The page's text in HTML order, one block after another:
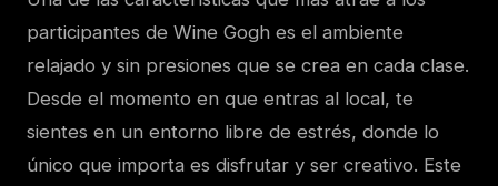
participantes de Wine Gogh es el ambiente
relajado y sin presiones que se crea en cada clase.
Desde el momento en que entras al local, te
sientes en un entorno libre de estrés, donde lo
único que importa es disfrutar y ser creativo. Este